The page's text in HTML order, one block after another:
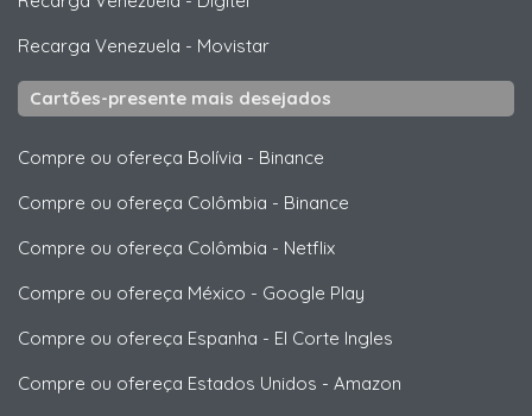
Recarga Venezuela - Movistar
Cartões-presente mais desejados
Compre ou ofereça Bolívia - Binance
Compre ou ofereça Colômbia - Binance
Compre ou ofereça Colômbia - Netflix
Compre ou ofereça México - Google Play
Compre ou ofereça Espanha - El Corte Ingles
Compre ou ofereça Estados Unidos - Amazon